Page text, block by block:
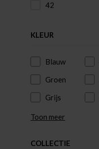
42
KLEUR
Blauw
Groen
Grijs
Toon meer
COLLECTIE